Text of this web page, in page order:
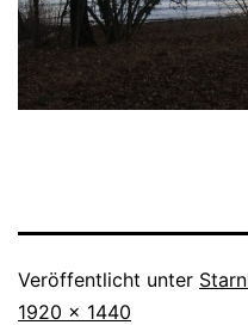
Veröffentlicht unter
Originalgröße
1920 × 1440